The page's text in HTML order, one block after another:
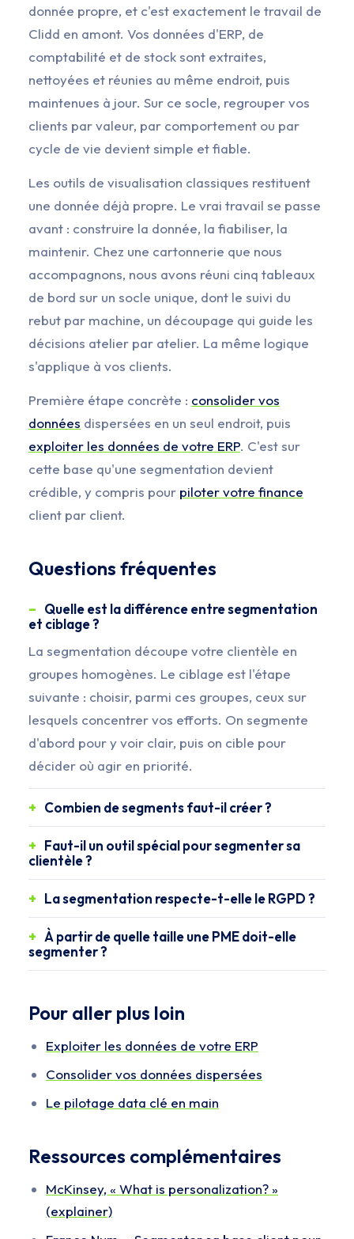
donnée propre, et c'est exactement le travail de
Clidd en amont. Vos données d'ERP, de
comptabilité et de stock sont extraites,
nettoyées et réunies au même endroit, puis
maintenues à jour. Sur ce socle, regrouper vos
clients par valeur, par comportement ou par
cycle de vie devient simple et fiable.
Les outils de visualisation classiques restituent
une donnée déjà propre. Le vrai travail se passe
avant : construire la donnée, la fiabiliser, la
maintenir. Chez une cartonnerie que nous
accompagnons, nous avons réuni cinq tableaux
de bord sur un socle unique, dont le suivi du
rebut par machine, un découpage qui guide les
décisions atelier par atelier. La même logique
s'applique à vos clients.
Première étape concrète : consolider vos
données dispersées en un seul endroit, puis
exploiter les données de votre ERP. C'est sur
cette base qu'une segmentation devient
crédible, y compris pour piloter votre finance
client par client.
Questions fréquentes
Quelle est la différence entre segmentation
et ciblage ?
La segmentation découpe votre clientèle en
groupes homogènes. Le ciblage est l'étape
suivante : choisir, parmi ces groupes, ceux sur
lesquels concentrer vos efforts. On segmente
d'abord pour y voir clair, puis on cible pour
décider où agir en priorité.
Combien de segments faut-il créer ?
Faut-il un outil spécial pour segmenter sa
clientèle ?
La segmentation respecte-t-elle le RGPD ?
À partir de quelle taille une PME doit-elle
segmenter ?
Pour aller plus loin
Exploiter les données de votre ERP
Consolider vos données dispersées
Le pilotage data clé en main
Ressources complémentaires
McKinsey, « What is personalization? »
(explainer)